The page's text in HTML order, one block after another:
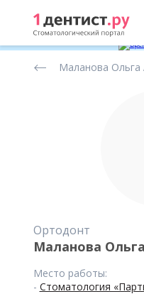
стоматологов
Маланова Ольга
Ортодонт
Маланова
Место работы:
- Стоматология